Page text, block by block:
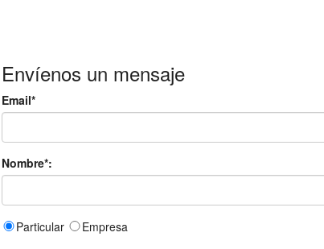
Envíenos un mensaje
Email*
Nombre*:
Particular
Empresa